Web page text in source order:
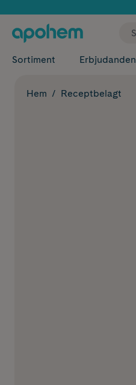
Sortiment Erbjudanden
Hem Receptbelagt